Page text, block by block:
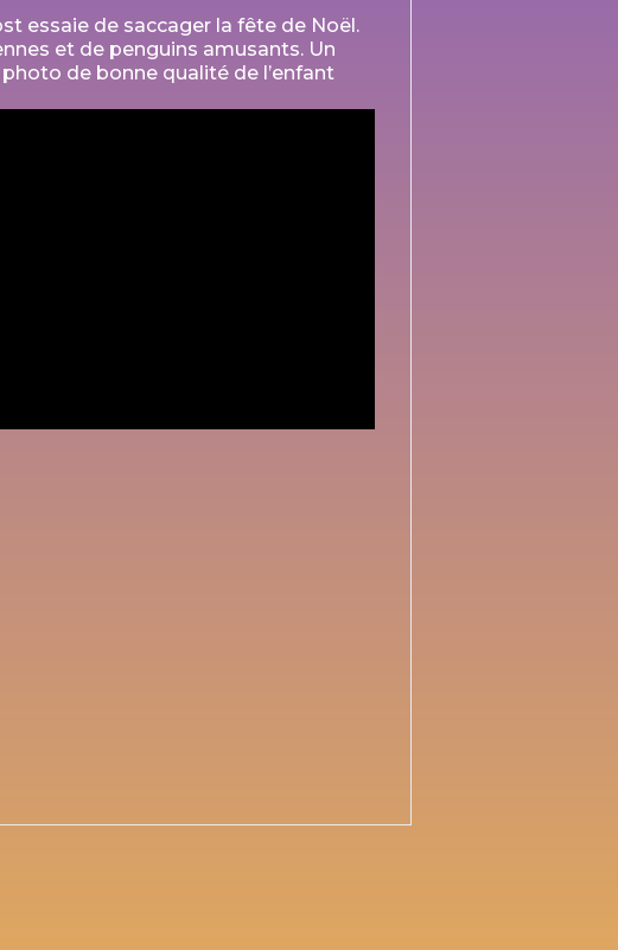
essaie de saccager la fête de Noël.
et de penguins amusants. Un
de bonne qualité de l’enfant